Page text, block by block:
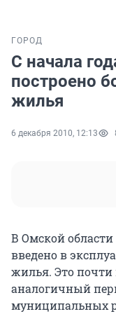
ГОРОД
С начала
построено
жилья
6 декабря 2010, 12:13
В Омской области
введено в
жилья. Это почти
аналогичный
муниципальных